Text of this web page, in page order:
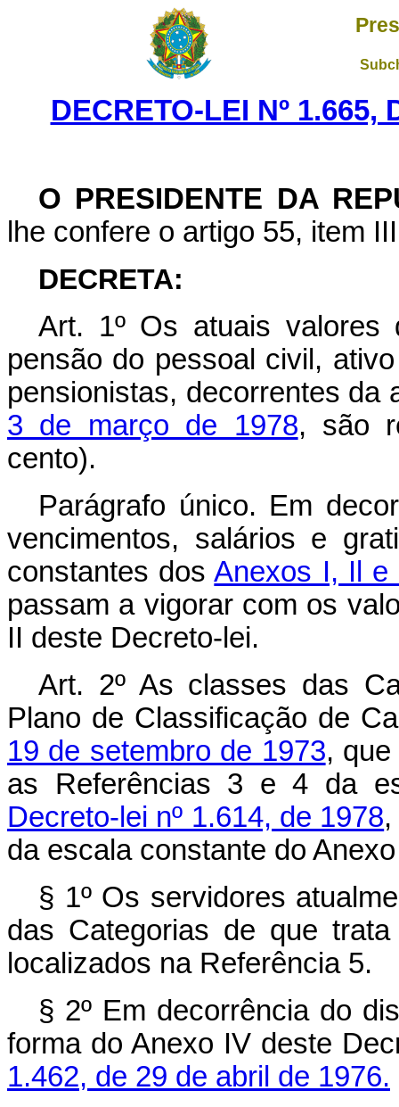
DECRETO-LEI Nº 1.665,
O PRESIDENTE DA
lhe confere o artigo 55, item
DECRETA:
Art. 1º Os atuais valores
pensão do pessoal civil,
pensionistas, decorrentes da
3 de março de 1978, são
cento).
Parágrafo único. Em
vencimentos, salários e
constantes dosAnexos I, Il e
passam a vigorar com os
II deste Decreto-lei.
Art. 2º As classes das
Plano de Classificação de
19 de setembro de 1973,
as Referências 3 e 4 da
Decreto-lei nº 1.614, de 1978
da escala constante do
§ 1º Os servidores
das Categorias de que
localizados na Referência 5.
§ 2º Em decorrência do
forma do Anexo IV deste
1.462, de 29 de abril de 1976.